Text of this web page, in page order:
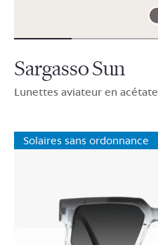
Sargasso Sun
Lunettes aviateur en acétate
Solaires sans ordonnance